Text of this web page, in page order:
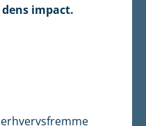
impact.